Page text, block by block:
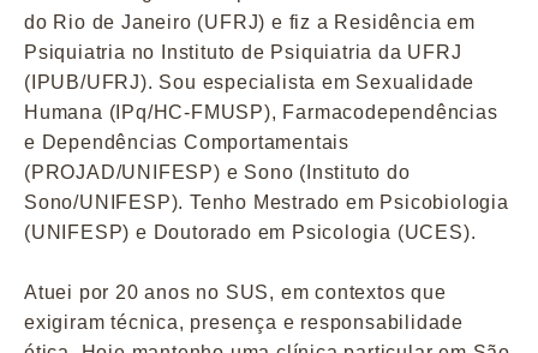
do Rio de Janeiro (UFRJ) e fiz a Residência em
Psiquiatria no Instituto de Psiquiatria da UFRJ
(IPUB/UFRJ). Sou especialista em Sexualidade
Humana (IPq/HC-FMUSP), Farmacodependências
e Dependências Comportamentais
(PROJAD/UNIFESP) e Sono (Instituto do
Sono/UNIFESP). Tenho Mestrado em Psicobiologia
(UNIFESP) e Doutorado em Psicologia (UCES).
Atuei por 20 anos no SUS, em contextos que
exigiram técnica, presença e responsabilidade